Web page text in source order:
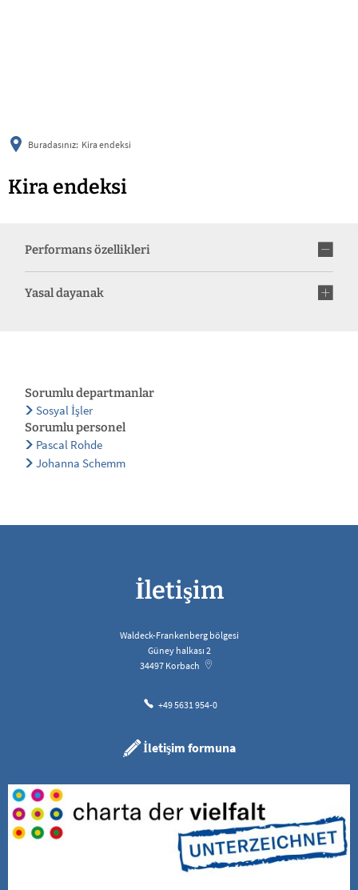
Buradasınız: Kira endeksi
Kira endeksi
Performans özellikleri
Yasal dayanak
Sorumlu departmanlar
Sosyal İşler
Sorumlu personel
Pascal Rohde
Johanna Schemm
İletişim
Waldeck-Frankenberg bölgesi
Güney halkası 2
34497 Korbach
+49 5631 954-0
İletişim formuna